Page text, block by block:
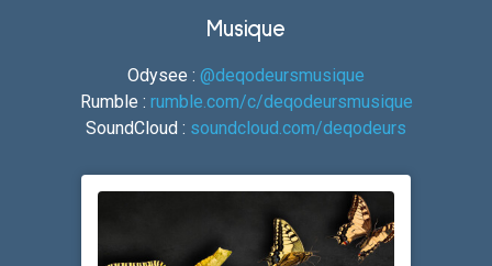
Musique
Odysee : @deqodeursmusique
Rumble : rumble.com/c/deqodeursmusique
SoundCloud : soundcloud.com/deqodeurs